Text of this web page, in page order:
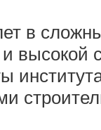
в
и высокой